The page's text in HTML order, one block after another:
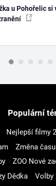
u Pohořelic si
Populární
Nejlepší filmy
Změna času
ZOO Nové
Dědka
Volby